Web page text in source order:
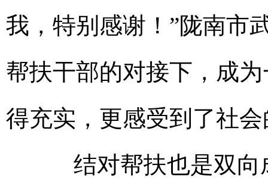
我，特别感谢！”陇南市
帮扶干部的对接下，成
得充实，更感受到了社会
结对帮扶也是双向